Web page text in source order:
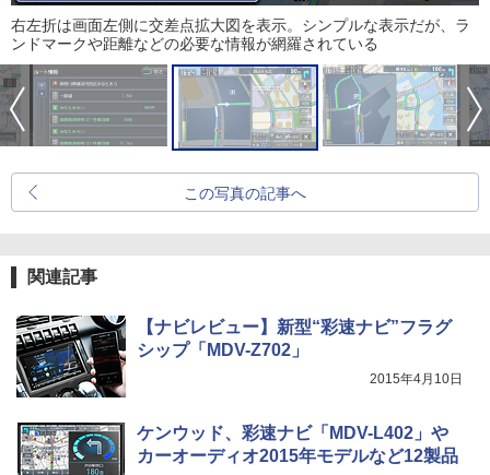
右左折は画面左側に交差点拡大図を表示。シンプルな表示だが、ラ
ンドマークや距離などの必要な情報が網羅されている
この写真の記事へ
関連記事
【ナビレビュー】新型“彩速ナビ”フラグ
シップ「MDV-Z702」
2015年4月10日
ケンウッド、彩速ナビ「MDV-L402」や
カーオーディオ2015年モデルなど12製品